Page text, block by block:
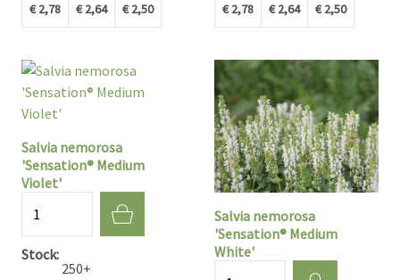
€ 2,78 € 2,64 € 2,50 € 2,78 € 2,64 € 2,50
Salvia nemorosa
'Sensation® Medium
Violet'
Stock
250+
Salvia nemorosa
'Sensation® Medium
White'